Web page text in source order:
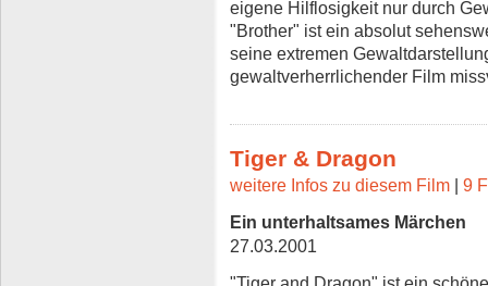
eigene Hilflosigkeit nur durch
"Brother" ist ein absolut
seine extremen
gewaltverherrlichender Film
Tiger & Dragon
weitere Infos zu diesem Film
9
Ein unterhaltsames Märchen
27.03.2001